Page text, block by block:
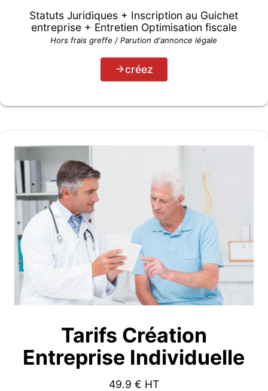
Statuts Juridiques + Inscription au Guichet
entreprise + Entretien Optimisation fiscale
Hors frais greffe / Parution d'annonce légale
créez
Tarifs Création
Entreprise Individuelle
49.9 € HT